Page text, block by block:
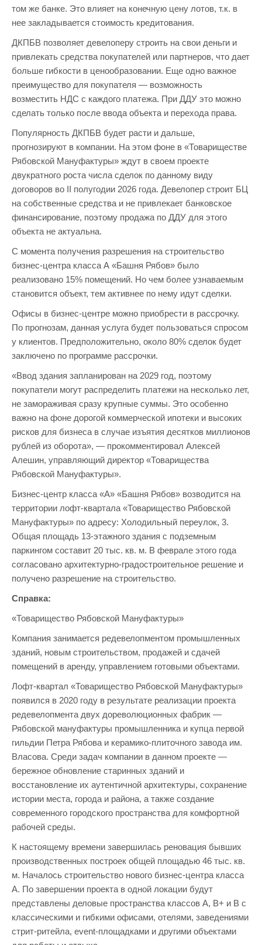
том же банке. Это влияет на конечную цену лотов, т.к. в
нее закладывается стоимость кредитования.
ДКПБВ позволяет девелоперу строить на свои деньги и
привлекать средства покупателей или партнеров, что дает
больше гибкости в ценообразовании. Еще одно важное
преимущество для покупателя — возможность
возместить НДС с каждого платежа. При ДДУ это можно
сделать только после ввода объекта и перехода права.
Популярность ДКПБВ будет расти и дальше,
прогнозируют в компании. На этом фоне в «Товариществе
Рябовской Мануфактуры» ждут в своем проекте
двукратного роста числа сделок по данному виду
договоров во II полугодии 2026 года. Девелопер строит БЦ
на собственные средства и не привлекает банковское
финансирование, поэтому продажа по ДДУ для этого
объекта не актуальна.
С момента получения разрешения на строительство
бизнес-центра класса А «Башня Рябов» было
реализовано 15% помещений. Но чем более узнаваемым
становится объект, тем активнее по нему идут сделки.
Офисы в бизнес-центре можно приобрести в рассрочку.
По прогнозам, данная услуга будет пользоваться спросом
у клиентов. Предположительно, около 80% сделок будет
заключено по программе рассрочки.
«Ввод здания запланирован на 2029 год, поэтому
покупатели могут распределить платежи на несколько лет,
не замораживая сразу крупные суммы. Это особенно
важно на фоне дорогой коммерческой ипотеки и высоких
рисков для бизнеса в случае изъятия десятков миллионов
рублей из оборота», — прокомментировал Алексей
Алешин, управляющий директор «Товарищества
Рябовской Мануфактуры».
Бизнес-центр класса «А» «Башня Рябов» возводится на
территории лофт-квартала «Товарищество Рябовской
Мануфактуры» по адресу: Холодильный переулок, 3.
Общая площадь 13-этажного здания с подземным
паркингом составит 20 тыс. кв. м. В феврале этого года
согласовано архитектурно-градостроительное решение и
получено разрешение на строительство.
Справка:
«Товарищество Рябовской Мануфактуры»
Компания занимается редевелопментом промышленных
зданий, новым строительством, продажей и сдачей
помещений в аренду, управлением готовыми объектами.
Лофт-квартал «Товарищество Рябовской Мануфактуры»
появился в 2020 году в результате реализации проекта
редевелопмента двух дореволюционных фабрик —
Рябовской мануфактуры промышленника и купца первой
гильдии Петра Рябова и керамико-плиточного завода им.
Власова. Среди задач компании в данном проекте —
бережное обновление старинных зданий и
восстановление их аутентичной архитектуры, сохранение
истории места, города и района, а также создание
современного городского пространства для комфортной
рабочей среды.
К настоящему времени завершилась реновация бывших
производственных построек общей площадью 46 тыс. кв.
м. Началось строительство нового бизнес-центра класса
А. По завершении проекта в одной локации будут
представлены деловые пространства классов А, В+ и В с
классическими и гибкими офисами, отелями, заведениями
стрит-ритейла, event-площадками и другими объектами